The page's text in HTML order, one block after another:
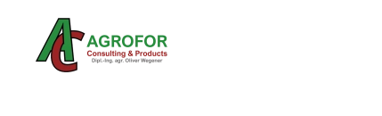
Zum Hauptinhalt springen